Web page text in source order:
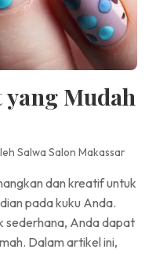
yang Mudah
Salwa Salon Makassar
dan kreatif untuk
pada kuku Anda.
sederhana, Anda dapat
Dalam artikel ini,